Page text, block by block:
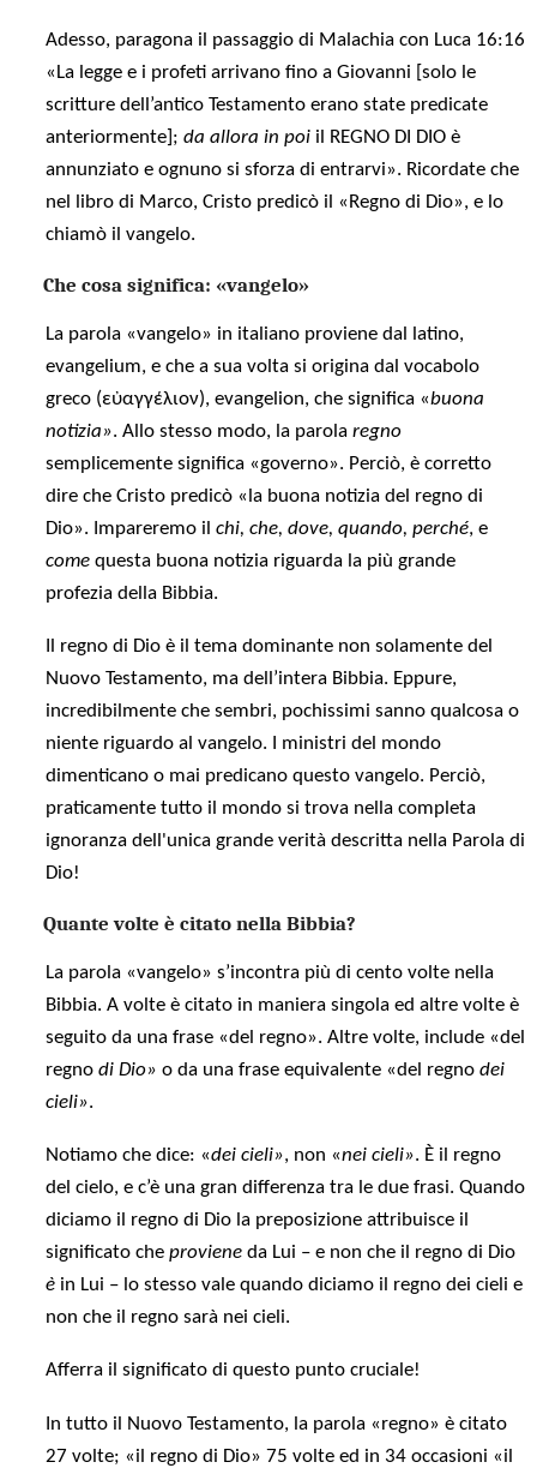
Adesso, paragona il passaggio di Malachia con Luca 16:16
«La legge e i profeti arrivano fino a Giovanni [solo le
scritture dell’antico Testamento erano state predicate
anteriormente];da allora in poi il REGNO DI DIO è
annunziato e ognuno si sforza di entrarvi». Ricordate che
nel libro di Marco, Cristo predicò il «Regno di Dio», e lo
chiamò il vangelo.
Che cosa significa: «vangelo»
La parola «vangelo» in italiano proviene dal latino,
evangelium, e che a sua volta si origina dal vocabolo
greco (εὐαγγέλιον), evangelion, che significa «buona
notizia». Allo stesso modo, la parolaregno
semplicemente significa «governo». Perciò, è corretto
dire che Cristo predicò «la buona notizia del regno di
Dio». Impareremo ilchi, che, dove, quando, perché, e
come questa buona notizia riguarda la più grande
profezia della Bibbia.
Il regno di Dio è il tema dominante non solamente del
Nuovo Testamento, ma dell’intera Bibbia. Eppure,
incredibilmente che sembri, pochissimi sanno qualcosa o
niente riguardo al vangelo. I ministri del mondo
dimenticano o mai predicano questo vangelo. Perciò,
praticamente tutto il mondo si trova nella completa
ignoranza dell'unica grande verità descritta nella Parola di
Dio!
Quante volte è citato nella Bibbia?
La parola «vangelo» s’incontra più di cento volte nella
Bibbia. A volte è citato in maniera singola ed altre volte è
seguito da una frase «del regno». Altre volte, include «del
regnodi Dio» o da una frase equivalente «del regnodei
cieli».
Notiamo che dice: «dei cieli», non «nei cieli». È il regno
del cielo, e c’è una gran differenza tra le due frasi. Quando
diciamo il regno di Dio la preposizione attribuisce il
significato cheproviene da Lui – e non che il regno di Dio
è in Lui – lo stesso vale quando diciamo il regno dei cieli e
non che il regno sarà nei cieli.
Afferra il significato di questo punto cruciale!
In tutto il Nuovo Testamento, la parola «regno» è citato
27 volte; «il regno di Dio» 75 volte ed in 34 occasioni «il